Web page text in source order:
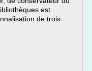
est
de trois